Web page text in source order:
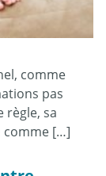
comme
pas
règle, sa
comme […]